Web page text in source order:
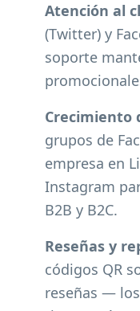
Atención al
(Twitter) y
soporte
Crecimiento
grupos de
empresa en
Instagram
B2B y B2C.
Reseñas y
códigos QR
reseñas —